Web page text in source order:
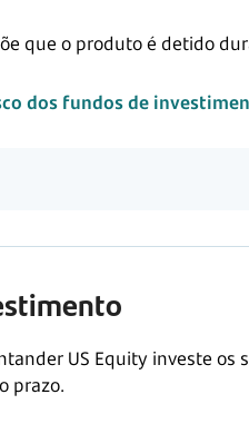
que o produto é detido
dos fundos de
US Equity investe
prazo.